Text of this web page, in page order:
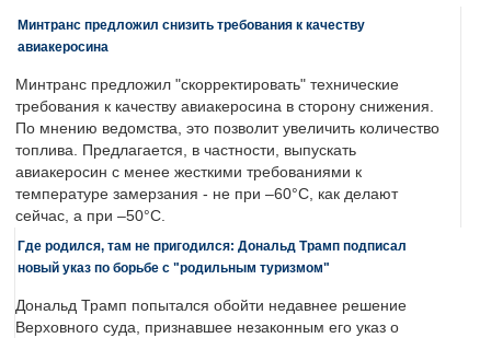
Минтранс предложил снизить требования к качеству
авиакеросина
Минтранс предложил "скорректировать" технические
требования к качеству авиакеросина в сторону снижения.
По мнению ведомства, это позволит увеличить количество
топлива. Предлагается, в частности, выпускать
авиакеросин с менее жесткими требованиями к
температуре замерзания - не при –60°C, как делают
сейчас, а при –50°C.
Где родился, там не пригодился: Дональд Трамп подписал
новый указ по борьбе с "родильным туризмом"
Дональд Трамп попытался обойти недавнее решение
Верховного суда, признавшее незаконным его указ о